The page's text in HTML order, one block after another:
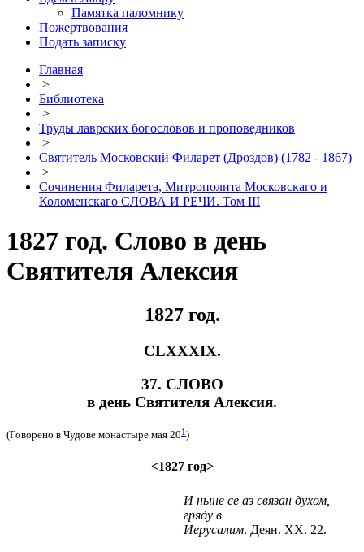
Памятка паломнику
Пожертвования
Подать записку
Главная
>
Библиотека
>
Труды лаврских богословов и проповедников
>
Святитель Московский Филарет (Дроздов) (1782 - 1867)
>
Сочинения Филарета, Митрополита Московскаго и
Коломенскаго СЛОВА И РЕЧИ. Том III
1827 год. Слово в день
Святителя Алексия
1827 год.
CLXXXIX.
37. СЛОВО
в день Святителя Алексия.
(Говорено в Чудове монастыре мая 201)
<1827 год>
И ныне се аз связан духом,
гряду в
Иерусалим. Деян. XX. 22.